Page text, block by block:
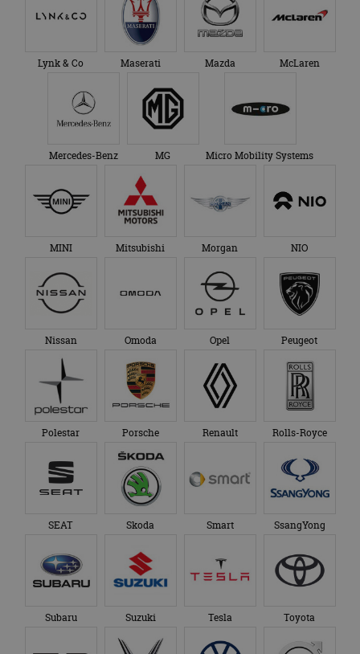
Lynk & Co Maserati Mazda McLaren
Mercedes-Benz MG Micro Mobility Systems
MINI Mitsubishi Morgan NIO
Nissan Omoda Opel Peugeot
Polestar Porsche Renault Rolls-Royce
SEAT Skoda Smart SsangYong
Subaru Suzuki Tesla Toyota